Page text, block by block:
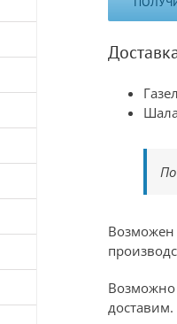
Возможен
Возможно
доставим.